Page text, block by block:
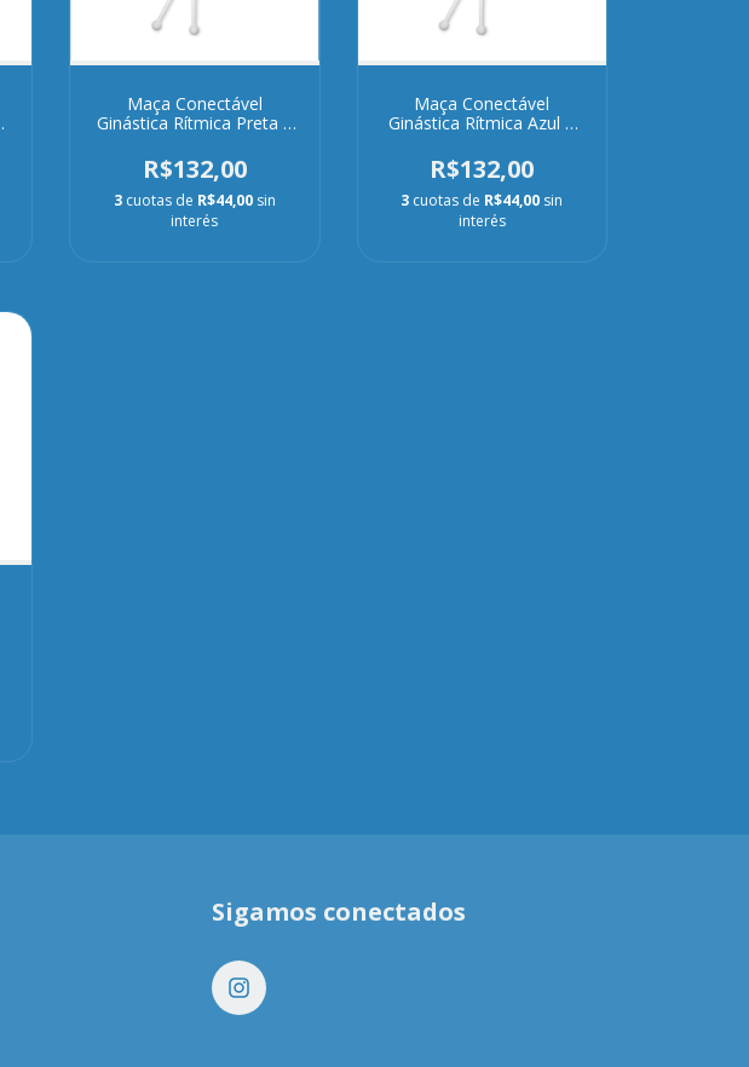
Maça Conectável
Ginástica Rítmica Preta e
R$132,00
3 cuotas de R$44,00 sin
interés
Maça Conectável
Ginástica Rítmica Azul e
R$132,00
3 cuotas de R$44,00 sin
interés
Sigamos conectados